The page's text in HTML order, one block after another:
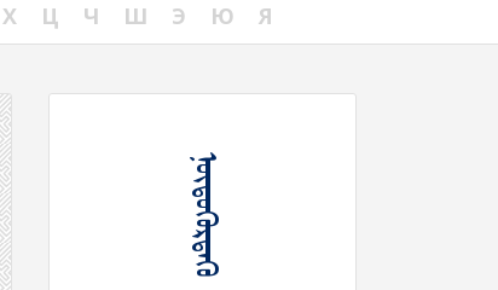
Х Ц Ч Ш Э Ю Я
ᠨᠦᠳᠦᠭᠦᠷᠳᠡᠬᠦ